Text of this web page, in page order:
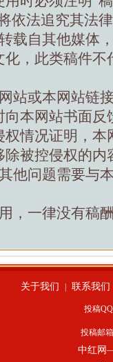
依法追究其法
载自其他媒体
，此类稿件不
站或本网站链
本网站书面反
情况证明，本
被控侵权的内
他问题需要与
，一律没有稿
关于我们 联系我们
投稿
投稿邮
中红网